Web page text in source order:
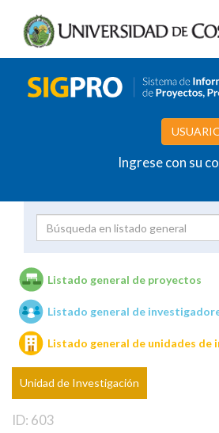
Ingrese con su
Unidades de investigación
Listado general de proyectos
Listado general de
Listado general de unidades de
Unidad de Investigación
ID: 603